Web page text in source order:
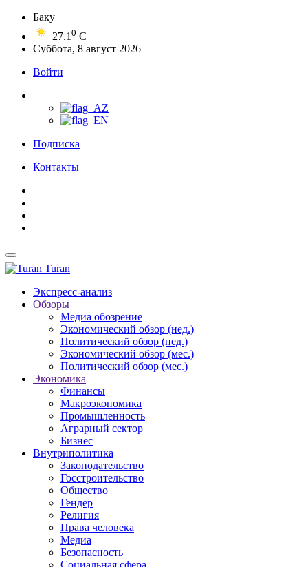
Баку
27.1 0 C
Суббота, 8 август 2026
Войти
Подписка
Контакты
Turan
Экспресс-анализ
Обзоры
Медиа обозрение
Экономический обзор (нед.)
Политический обзор (нед.)
Экономический обзор (мес.)
Политический обзор (мес.)
Экономика
Финансы
Макроэкономика
Промышленность
Аграрный сектор
Бизнес
Внутриполитика
Законодательство
Госстроительство
Общество
Гендер
Религия
Права человека
Медиа
Безопасность
Социальная сфера